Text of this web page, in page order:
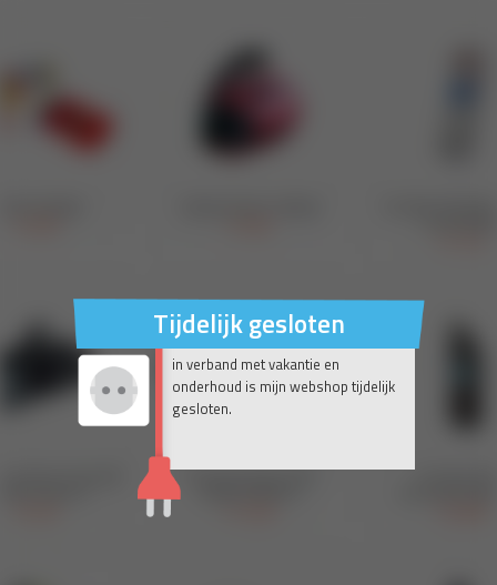
Tijdelijk gesloten
in verband met vakantie en
onderhoud is mijn webshop tijdelijk
gesloten.